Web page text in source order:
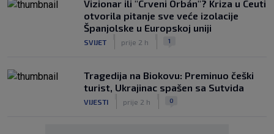
Vizionar ili "Crveni Orbán"? Kriza u Ceuti
otvorila pitanje sve veće izolacije
Španjolske u Europskoj uniji
SVIJET prije 2 h 1
Tragedija na Biokovu: Preminuo češki
turist, Ukrajinac spašen sa Sutvida
VIJESTI prije 2 h 0